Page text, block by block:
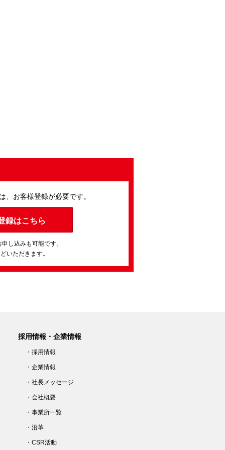
、お客様登録が必要です。
録はこちら
し込みも可能です。
いただきます。
採用情報・企業情報
・採用情報
・企業情報
・社長メッセージ
・会社概要
・事業所一覧
・沿革
・CSR活動